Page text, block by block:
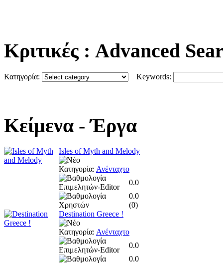
Κριτικές : Advanced
Κατηγορία: Keywords:
Κείμενα - Έργα
Isles of Myth and Melody
Κατηγορία: Ανένταχτο
0.0
0.0
(0)
Destination Greece !
Κατηγορία: Ανένταχτο
0.0
0.0